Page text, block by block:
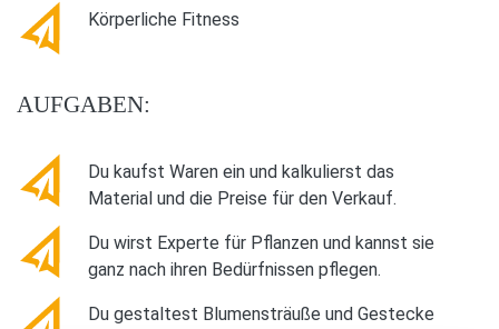
Körperliche Fitness
AUFGABEN:
Du kaufst Waren ein und kalkulierst das
Material und die Preise für den Verkauf.
Du wirst Experte für Pflanzen und kannst sie
ganz nach ihren Bedürfnissen pflegen.
Du gestaltest Blumensträuße und Gestecke